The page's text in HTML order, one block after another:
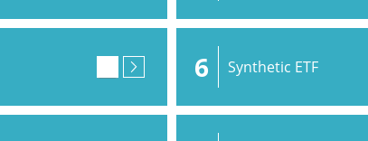
6 Synthetic ETF